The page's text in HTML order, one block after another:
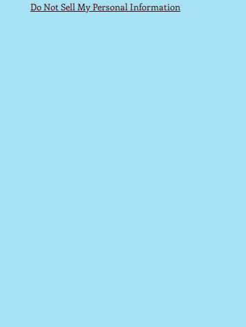
Do Not Sell My Personal Information